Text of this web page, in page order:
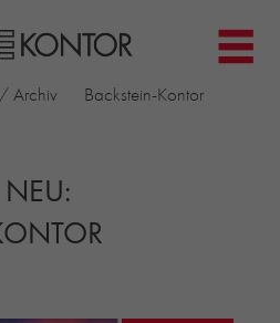
Archiv
Backstein-Kontor